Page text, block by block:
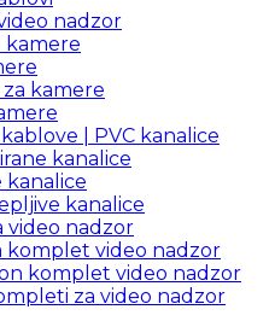
nadzor
kamere
za kamere
| PVC kanalice
kanalice
kanalice
kanalice
video nadzor
komplet video nadzor
komplet video nadzor
za video nadzor